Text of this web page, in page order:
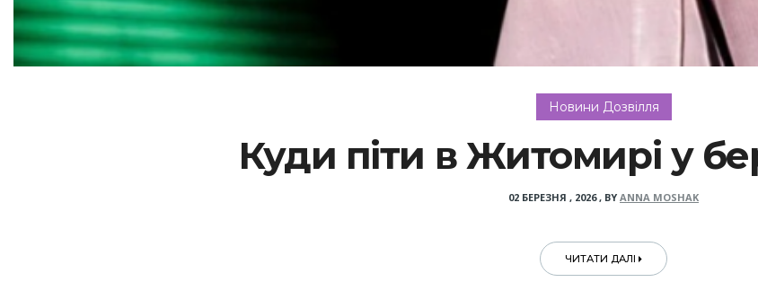
Новини Дозвілля
Куди піти в Житомирі у
02 БЕРЕЗНЯ , 2026, BY ANNA MOSHAK
ЧИТАТИ ДАЛІ